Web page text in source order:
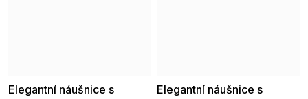
Elegantní náušnice s
Elegantní náušnice s